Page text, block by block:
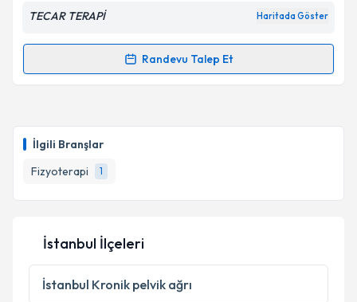
İlgili Branşlar
Fizyoterapi
1
'ni okudum ve kişisel verilerimin belirtilen
kapsamda işlenmesini kabul ediyorum.
Takvim Talebini Gönder
TECAR TERAPİ Haritada Göster
Randevu Talep Et
Randevu Takvimi Talebi
hazırlandığında e-posta ile bilgilendireceğiz.
E-posta Adresiniz
Kişisel verilerimin işlenmesine ilişkinAydınlatma
Metni
'ni okudum ve kişisel verilerimin belirtilen
kapsamda işlenmesini kabul ediyorum.
İstanbul İlçeleri
İstanbul Kronik pelvik ağrı